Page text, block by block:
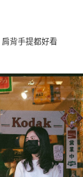
背手提都好看